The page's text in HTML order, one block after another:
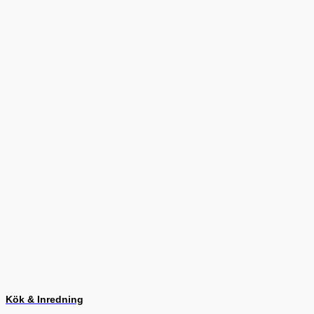
Kök & Inredning